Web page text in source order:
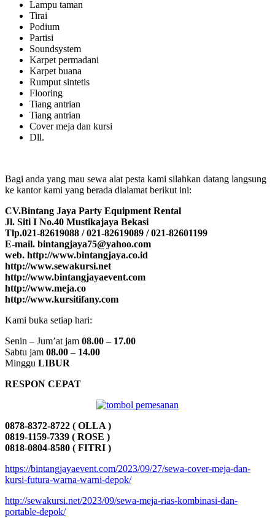
Lampu taman
Tirai
Podium
Partisi
Soundsystem
Karpet permadani
Karpet buana
Rumput sintetis
Flooring
Tiang antrian
Tiang antrian
Cover meja dan kursi
Dll.
Bagi anda yang mau sewa alat pesta kami silahkan datang langsung
ke kantor kami yang berada dialamat berikut ini:
CV.Bintang Jaya Party Equipment Rental
Jl. Siti I No.40 Mustikajaya Bekasi
Tlp.021-82619088 / 021-82619089 / 021-82601199
E-mail. bintangjaya75@yahoo.com
web. http://www.bintangjaya.co.id
http://www.sewakursi.net
http://www.bintangjayaevent.com
http://www.meja.co
http://www.kursitifany.com
Kami buka setiap hari:
Senin – Jum’at jam 08.00 – 17.00
Sabtu jam 08.00 – 14.00
Minggu LIBUR
RESPON CEPAT
0878-8372-8722 ( OLLA )
0819-1159-7339 ( ROSE )
0818-0804-8580 ( FITRI )
https://bintangjayaevent.com/2023/09/27/sewa-cover-meja-dan-
kursi-futura-warna-warni-depok/
http://sewakursi.net/2023/09/sewa-meja-rias-kombinasi-dan-
portable-depok/